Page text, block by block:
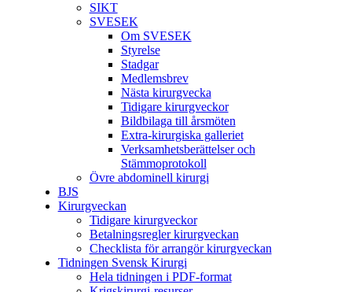
SIKT
SVESEK
Om SVESEK
Styrelse
Stadgar
Medlemsbrev
Nästa kirurgvecka
Tidigare kirurgveckor
Bildbilaga till årsmöten
Extra-kirurgiska galleriet
Verksamhetsberättelser och
Stämmoprotokoll
Övre abdominell kirurgi
BJS
Kirurgveckan
Tidigare kirurgveckor
Betalningsregler kirurgveckan
Checklista för arrangör kirurgveckan
Tidningen Svensk Kirurgi
Hela tidningen i PDF-format